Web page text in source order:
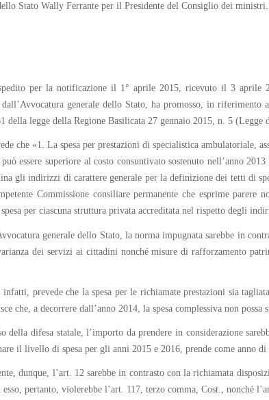
Stato Wally Ferrante per il Presidente del Consiglio dei ministri.
per la notificazione il 1° aprile 2015, ricevuto il 3
dall’Avvocatura generale dello Stato, ha promosso, in
della legge della Regione Basilicata 27 gennaio 2015, n. 5 (Legge
che «1. La spesa per prestazioni di specialistica ambulatoriale,
essere superiore al costo consuntivato sostenuto nell’anno
gli indirizzi di carattere generale per la definizione dei tetti di
Commissione consiliare permanente che esprime
per ciascuna struttura privata accreditata nel rispetto degli
generale dello Stato, la norma impugnata sarebbe in
dei servizi ai cittadini nonché misure di rafforzamento
infatti, prevede che la spesa per le richiamate prestazioni sia
che, a decorrere dall’anno 2014, la spesa complessiva non
della difesa statale, l’importo da prendere in considerazione
il livello di spesa per gli anni 2015 e 2016, prende come anno
dunque, l’art. 12 sarebbe in contrasto con la richiamata
pertanto, violerebbe l’art. 117, terzo comma, Cost., nonché